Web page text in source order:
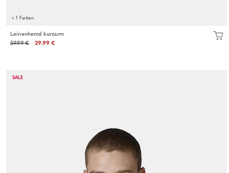
+ 1 Farben
Leinenhemd kurzarm
59.99 €
29.99 €
SALE